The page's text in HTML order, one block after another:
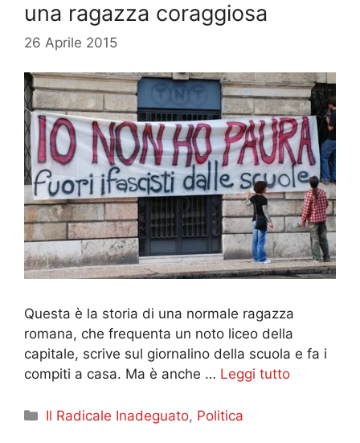
una ragazza coraggiosa
26 Aprile 2015
Questa è la storia di una normale ragazza
romana, che frequenta un noto liceo della
capitale, scrive sul giornalino della scuola e fa i
compiti a casa. Ma è anche … Leggi tutto
Categorie
Il Radicale Inadeguato, Politica